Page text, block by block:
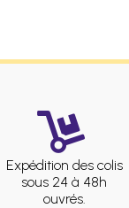
Expédition des colis
sous 24 à 48h
ouvrés.